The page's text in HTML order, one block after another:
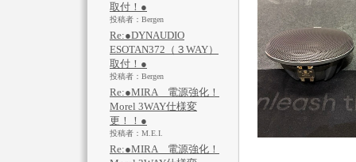
取付！●
投稿者：Bergen
Re:●DYNAUDIO
ESOTAN372（３WAY）
取付！●
投稿者：Bergen
Re:●MIRA 電源強化！
Morel 3WAY仕様変
更！！●
投稿者：M.E.I.
Re:●MIRA 電源強化！